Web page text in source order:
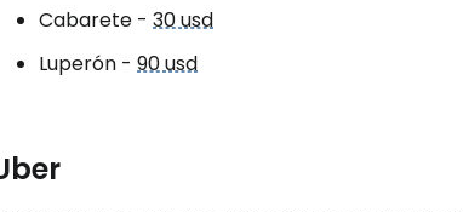
Cabarete - 30 usd
Luperón - 90 usd